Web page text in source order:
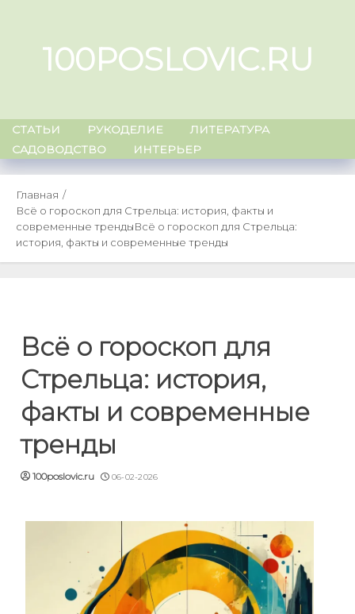
content100POSLOVIC.RU
СТАТЬИ РУКОДЕЛИЕ
ЛИТЕРАТУРА
САДОВОДСТВО
ИНТЕРЬЕР
Главная
Всё о гороскоп для Стрельца: история, факты и
современные трендыВсё о гороскоп для Стрельца:
история, факты и современные тренды
Всё о гороскоп для
Стрельца: история,
факты и современные
тренды
100poslovic.ru 06-02-2026